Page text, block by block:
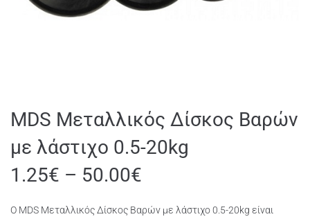
MDS Μεταλλικός Δίσκος Βαρών
με λάστιχο 0.5-20kg
1.25€ – 50.00€
O MDS Μεταλλικός Δίσκος Βαρών με λάστιχο 0.5-20kg είναι